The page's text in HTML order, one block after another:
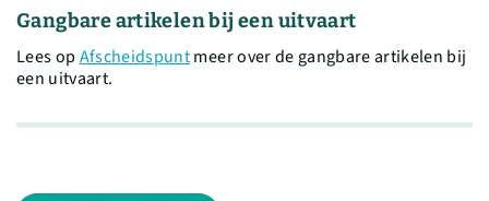
Gangbare artikelen bij een uitvaart
Lees op Afscheidspuntmeer over de gangbare artikelen bij
een uitvaart.